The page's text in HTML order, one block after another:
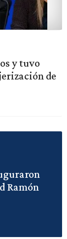
y tuvo
de
Ramón